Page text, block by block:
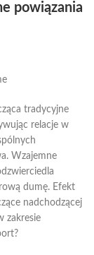
powiązania
tradycyjne
relacje w
Wzajemne
dumę. Efekt
nadchodzącej
zakresie